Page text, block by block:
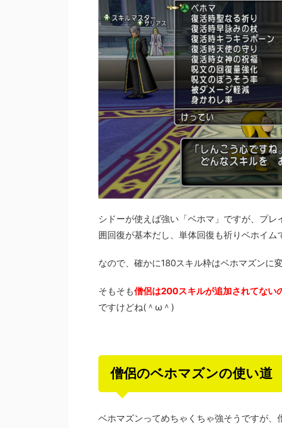
シドーが使えば強い「ベホマ」ですが、プ
囲回復が基本だし、単体回復も祈りベホイム
なので、確かに180スキル枠はベホマズンに
そもそも僧侶は200スキルが追加されてない
ですけどね(＾ω＾)
僧侶のベホマズンの使い道
ベホマズンってめちゃくちゃ強そうですが